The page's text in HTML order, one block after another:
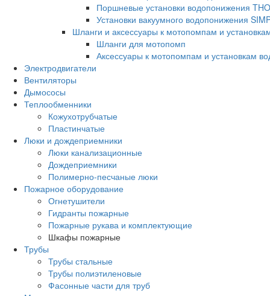
Поршневые установки водопонижения
Установки вакуумного водопонижения
Шланги и аксессуары к мотопомпам и
Шланги для мотопомп
Аксессуары к мотопомпам и установкам
Электродвигатели
Вентиляторы
Дымососы
Теплообменники
Кожухотрубчатые
Пластинчатые
Люки и дождеприемники
Люки канализационные
Дождеприемники
Полимерно-песчаные люки
Пожарное оборудование
Огнетушители
Гидранты пожарные
Пожарные рукава и комплектующие
Шкафы пожарные
Трубы
Трубы стальные
Трубы полиэтиленовые
Фасонные части для труб